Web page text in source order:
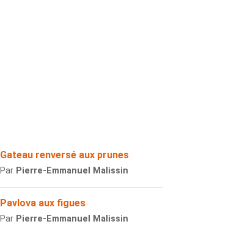
Gateau renversé aux prunes
Par Pierre-Emmanuel Malissin
Pavlova aux figues
Par Pierre-Emmanuel Malissin